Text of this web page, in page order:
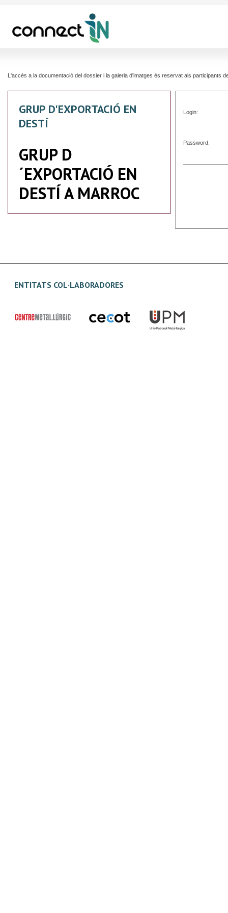
L'accés a la documentació del dossier i la galeria d'imatges és reservat als participants
GRUP D'EXPORTACIÓ EN
DESTÍ
GRUP D
´EXPORTACIÓ EN
DESTÍ A MARROC
Login:
Password:
ENTITATS COL·LABORADORES